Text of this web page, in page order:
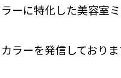
ーに特化した美容室
ラーを発信しておりま